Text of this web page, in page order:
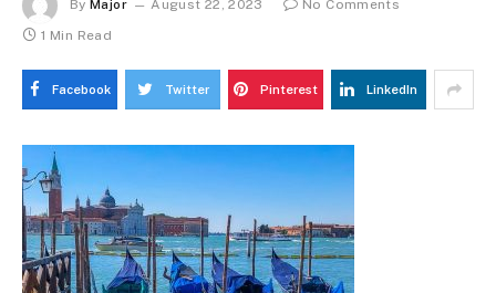
By Major August 22, 2023
No Comments
1 Min Read
Facebook Twitter Pinterest LinkedIn